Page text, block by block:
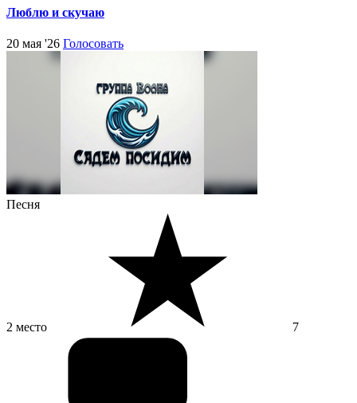
Люблю и скучаю
20 мая '26 Голосовать
Песня
2 место 7